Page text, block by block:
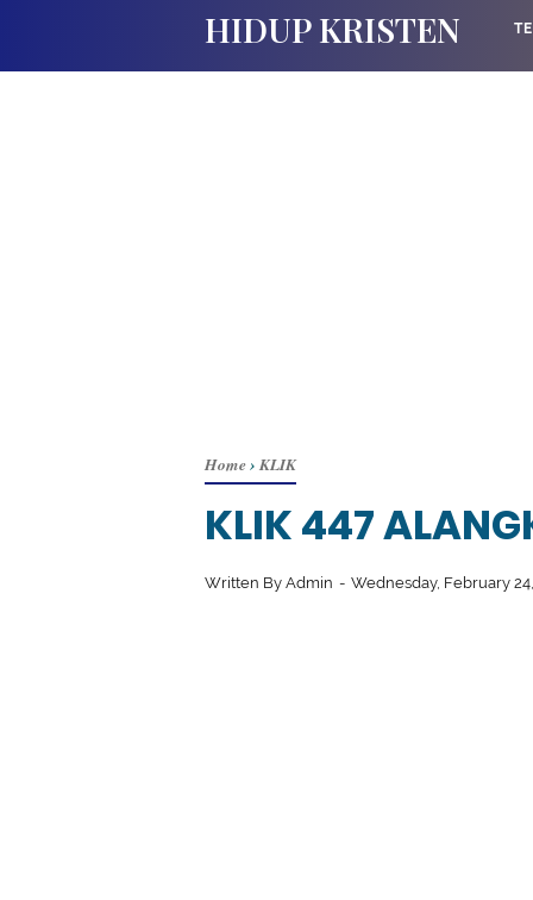
HIDUP KRISTEN
Home› KLIK
KLIK 447
Written By Admin Wednesday, February